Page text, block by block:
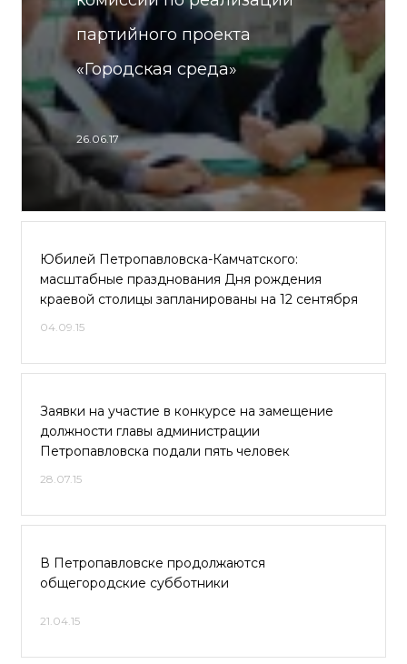
партийного проекта
«Городская среда»
26.06.17
Юбилей Петропавловска-Камчатского:
масштабные празднования Дня рождения
краевой столицы запланированы на 12 сентября
04.09.15
Заявки на участие в конкурсе на замещение
должности главы администрации
Петропавловска подали пять человек
28.07.15
В Петропавловске продолжаются
общегородские субботники
21.04.15